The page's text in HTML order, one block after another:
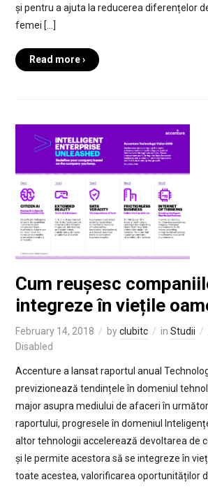
și pentru a ajuta la reducerea diferențelor
femei […]
Read more ›
Cum reușesc
integreze în viețile
February 14, 2018 byclubitc in Studii
Disabled
Accenture a lansat raportul anual
previzionează tendințele în domeniul
major asupra mediului de afaceri în
raportului, progresele în domeniul
altor tehnologii accelerează devoltarea de
și le permite acestora să se integreze în
toate acestea, valorificarea oportunităților